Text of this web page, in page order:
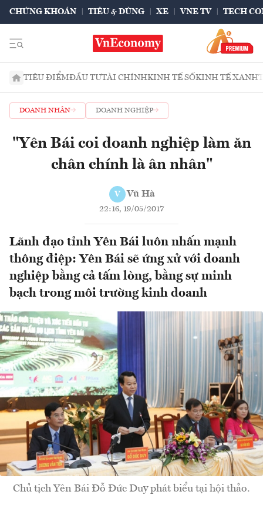
CHỨNG KHOÁN TIÊU & DÙNG XE VNE TV TECH
TIÊU ĐIỂMĐẦU TƯTÀI CHÍNHKINH TẾ SỐKINH TẾ XANH
DOANH NHÂN DOANH NGHIỆP
"Yên Bái coi doanh nghiệp làm ăn
chân chính là ân nhân"
V Vũ Hà
22:16, 19/05/2017
Lãnh đạo tỉnh Yên Bái luôn nhấn mạnh
thông điệp: Yên Bái sẽ ứng xử với doanh
nghiệp bằng cả tấm lòng, bằng sự minh
bạch trong môi trường kinh doanh
Chủ tịch Yên Bái Đỗ Đức Duy phát biểu tại hội thảo.